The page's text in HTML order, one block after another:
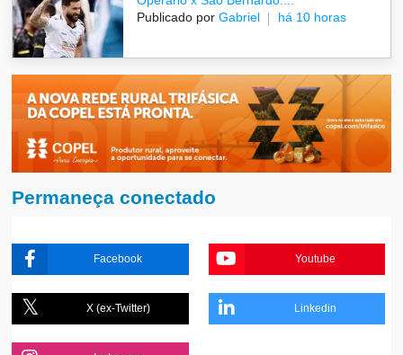
Publicado por Gabriel há 10 horas
Permaneça conectado
Facebook Youtube
X (ex-Twitter) Linkedin